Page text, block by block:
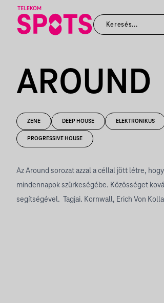
AROUND
ZENE DEEP HOUSE ELEKTRONIKUS
PROGRESSIVE HOUSE
Az Around sorozat azzal a céllal jött létre,
mindennapok szürkeségébe. Közösséget
segítségével. Tagjai. Kornwall, Erich Von